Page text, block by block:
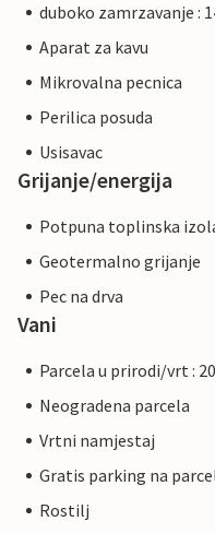
duboko zamrzavanje :
Aparat za kavu
Mikrovalna pecnica
Perilica posuda
Usisavac
Grijanje/energija
Potpuna toplinska
Geotermalno grijanje
Pec na drva
Vani
Parcela u prirodi/vrt :
Neogradena parcela
Vrtni namjestaj
Gratis parking na
Rostilj